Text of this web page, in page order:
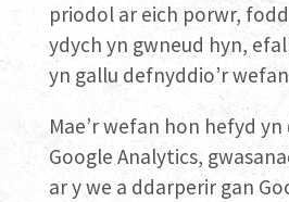
priodol ar eich porwr,
ydych yn gwneud hyn,
yn gallu defnyddio’r
Mae’r wefan hon hefyd
Google Analytics,
ar y we a ddarperir gan